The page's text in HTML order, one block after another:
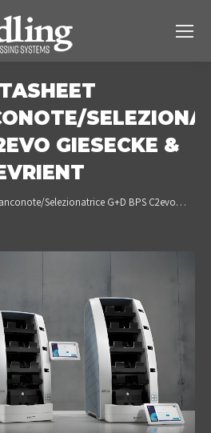
GIESECKE &
Selezionatrice G+D BPS C2evo…